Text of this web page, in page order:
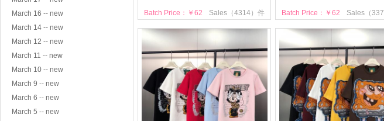
March 16 -- new
March 14 -- new
March 12 -- new
March 11 -- new
March 10 -- new
March 9 -- new
March 6 -- new
March 5 -- new
Sales（4314）件
Batch Price：￥62 Sales（
Batch Price：￥62